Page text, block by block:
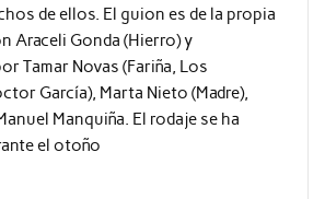
de ellos. El guion es de la propia
Araceli Gonda (Hierro) y
Tamar Novas (Fariña, Los
García), Marta Nieto (Madre),
Manquiña. El rodaje se ha
el otoño